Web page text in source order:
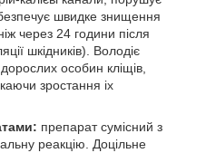
швидке знищення
через 24 години після
шкідників). Володіє
особин кліщів,
зростання іх
препарат сумісний з
реакцію. Доцільне